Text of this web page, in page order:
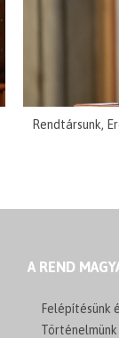
Rendtársunk,
A REND
Felépítésünk
Történelmünk